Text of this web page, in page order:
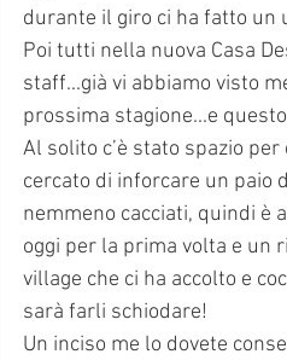
durante il giro ci ha fatto un
Poi tutti nella nuova Casa
staff...già vi abbiamo visto
prossima stagione...e
Al solito c’è stato spazio
cercato di inforcare un paio
nemmeno cacciati, quindi è
oggi per la prima volta e
village che ci ha accolto e
sarà farli schiodare!
Un inciso me lo dovete